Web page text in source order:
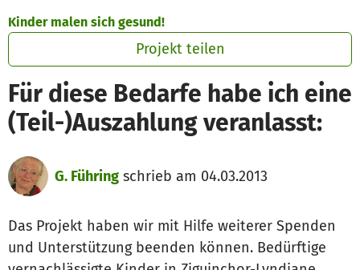
Kinder malen sich gesund!
Projekt teilen
Für diese Bedarfe habe ich eine
(Teil-)Auszahlung veranlasst:
G. Führing schrieb am 04.03.2013
Das Projekt haben wir mit Hilfe weiterer Spenden
und Unterstützung beenden können. Bedürftige